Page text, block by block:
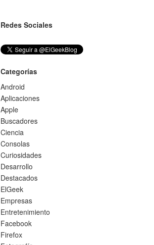
Redes Sociales
Categorías
Android
Aplicaciones
Apple
Buscadores
Ciencia
Consolas
Curiosidades
Desarrollo
Destacados
ElGeek
Empresas
Entretenimiento
Facebook
Firefox